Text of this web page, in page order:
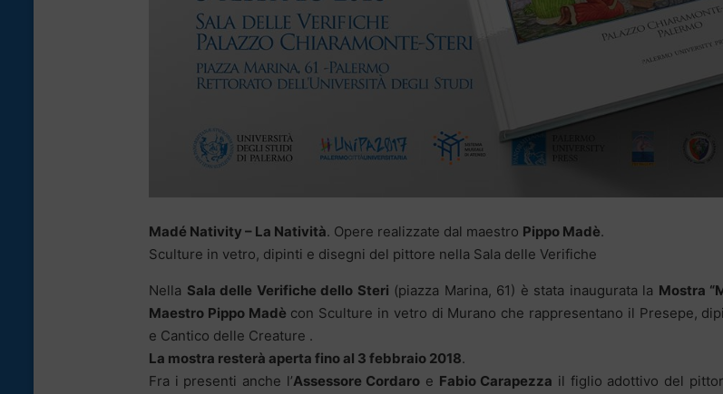
Madé Nativity – La Natività. Opere realizzate dal maestro Pippo Madè.
Sculture in vetro, dipinti e disegni del pittore nella Sala delle Verifiche
Nella Sala delle Verifiche dello Steri (piazza Marina, 61) è stata inaugurata la Mostra
Maestro Pippo Madè con Sculture in vetro di Murano che rappresentano il Presepe,
e Cantico delle Creature .
La mostra resterà aperta fino al 3 febbraio 2018.
Fra i presenti anche l’Assessore Cordaro e Fabio Carapezza il figlio adottivo del